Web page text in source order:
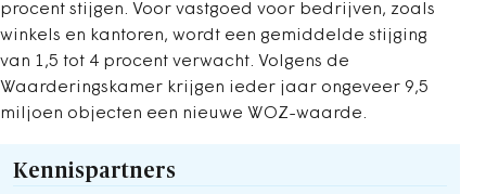
procent stijgen. Voor vastgoed voor bedrijven, zoals
winkels en kantoren, wordt een gemiddelde stijging
van 1,5 tot 4 procent verwacht. Volgens de
Waarderingskamer krijgen ieder jaar ongeveer 9,5
miljoen objecten een nieuwe WOZ-waarde.
Kennispartners